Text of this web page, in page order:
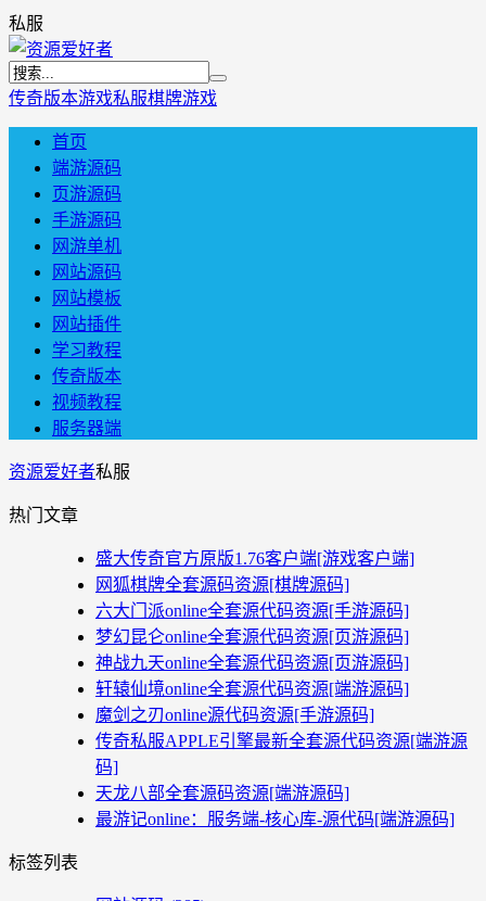
私服
传奇版本游戏私服棋牌游戏
首页
端游源码
页游源码
手游源码
网游单机
网站源码
网站模板
网站插件
学习教程
传奇版本
视频教程
服务器端
资源爱好者私服
热门文章
盛大传奇官方原版1.76客户端[游戏客户端]
网狐棋牌全套源码资源[棋牌源码]
六大门派online全套源代码资源[手游源码]
梦幻昆仑online全套源代码资源[页游源码]
神战九天online全套源代码资源[页游源码]
轩辕仙境online全套源代码资源[端游源码]
魔剑之刃online源代码资源[手游源码]
传奇私服APPLE引擎最新全套源代码资源[端游源
码]
天龙八部全套源码资源[端游源码]
最游记online：服务端-核心库-源代码[端游源码]
标签列表